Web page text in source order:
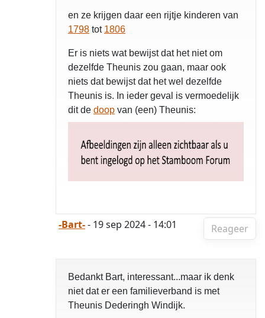
en ze krijgen daar een rijtje kinderen van
1798 tot 1806
Er is niets wat bewijst dat het niet om
dezelfde Theunis zou gaan, maar ook
niets dat bewijst dat het wel dezelfde
Theunis is. In ieder geval is vermoedelijk
dit de doop van (een) Theunis:
Reageer
-Bart-- 19 sep 2024 - 14:01
Bedankt Bart, interessant...maar ik denk
niet dat er een familieverband is met
Theunis Dederingh Windijk.